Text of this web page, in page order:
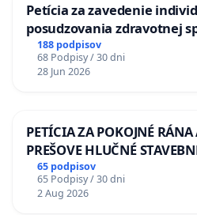
Petícia za zavedenie
posudzovania zdravotnej
diabetom 1. a 2. typu pri
Policajného zboru SR
188 podpisov
68 Podpisy / 30 dni
28 Jun 2026
PETÍCIA ZA POKOJNÉ
PREŠOVE HLUČNÉ
LEN OD 9.00 DO 13.00 HOD.,
TÝŽDEŇ CIEĽ 8.00 – 18.00
KONTROLA STAVBY C-AREA
65 podpisov
65 Podpisy / 30 dni
2 Aug 2026